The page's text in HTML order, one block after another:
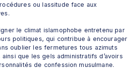
ou lassitude face aux
le climat islamophobe entretenu par
politiques, qui contribue à encourager
oublier les fermetures tous azimuts
ainsi que les gels administratifs d’avoirs
de confession musulmane.